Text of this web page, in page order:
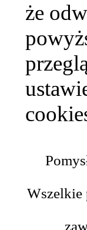
że
Wszelkie